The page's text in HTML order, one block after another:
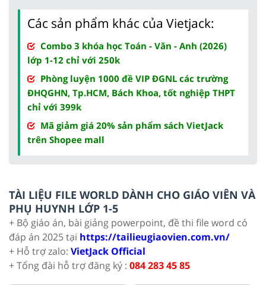
Các sản phẩm khác của Vietjack:
Combo 3 khóa học Toán - Văn - Anh (2026)
lớp 1-12 chỉ với 250k
Phòng luyện 1000 đề VIP ĐGNL các trường
ĐHQGHN, Tp.HCM, Bách Khoa, tốt nghiệp THPT
chỉ với 399k
Mã giảm giá 20% sản phẩm sách VietJack
trên Shopee mall
TÀI LIỆU FILE WORLD DÀNH CHO GIÁO VIÊN VÀ
PHỤ HUYNH LỚP 1-5
+ Bộ giáo án, bài giảng powerpoint, đề thi file word có
đáp án 2025 tại https://tailieugiaovien.com.vn/
+ Hỗ trợ zalo: VietJack Official
+ Tổng đài hỗ trợ đăng ký : 084 283 45 85